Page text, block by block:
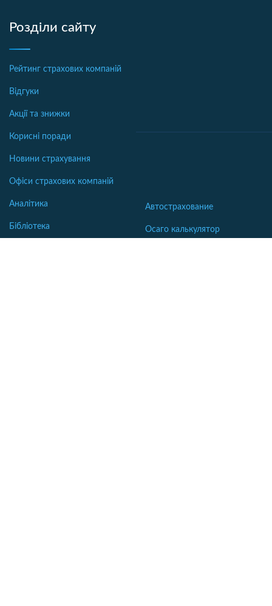
Розділи сайту
Рейтинг страхових компаній
Відгуки
Акції та знижки
Корисні поради
Новини страхування
Офіси страхових компаній
Аналітика
Бібліотека
Автострахование
Осаго калькулятор